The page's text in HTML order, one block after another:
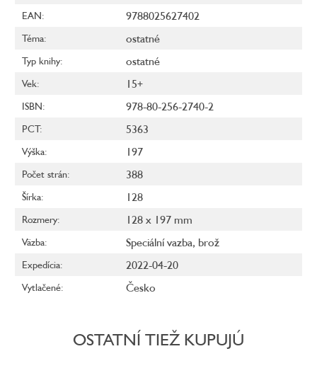
EAN: 9788025627402
Téma: ostatné
Typ knihy: ostatné
Vek: 15+
ISBN: 978-80-256-2740-2
PCT: 5363
Výška: 197
Počet strán: 388
Šírka: 128
Rozmery: 128 x 197 mm
Väzba: Speciální vazba, brož
Expedícia: 2022-04-20
Vytlačené: Česko
OSTATNÍ TIEŽ KUPUJÚ